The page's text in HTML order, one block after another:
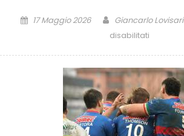
17 Maggio 2026 Giancarlo Lovisari
disabilitati